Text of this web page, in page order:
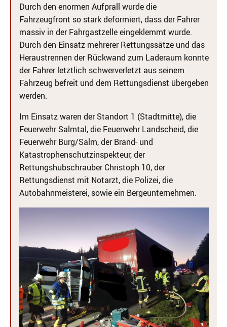
Durch den enormen Aufprall wurde die
Fahrzeugfront so stark deformiert, dass der Fahrer
massiv in der Fahrgastzelle eingeklemmt wurde.
Durch den Einsatz mehrerer Rettungssätze und das
Heraustrennen der Rückwand zum Laderaum konnte
der Fahrer letztlich schwerverletzt aus seinem
Fahrzeug befreit und dem Rettungsdienst übergeben
werden.
Im Einsatz waren der Standort 1 (Stadtmitte), die
Feuerwehr Salmtal, die Feuerwehr Landscheid, die
Feuerwehr Burg/Salm, der Brand- und
Katastrophenschutzinspekteur, der
Rettungshubschrauber Christoph 10, der
Rettungsdienst mit Notarzt, die Polizei, die
Autobahnmeisterei, sowie ein Bergeunternehmen.